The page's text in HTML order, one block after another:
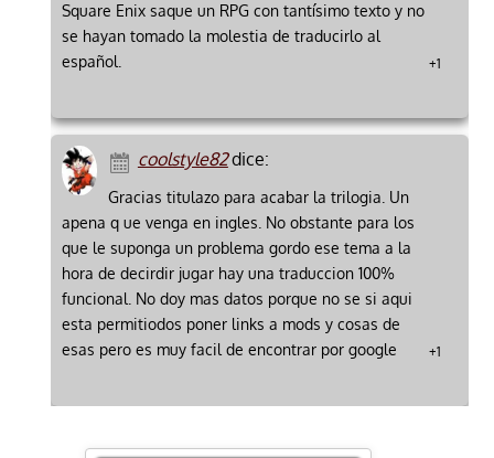
Square Enix saque un RPG con tantísimo texto y no
se hayan tomado la molestia de traducirlo al
español.
+1
coolstyle82dice:
Gracias titulazo para acabar la trilogia. Un
apena q ue venga en ingles. No obstante para los
que le suponga un problema gordo ese tema a la
hora de decirdir jugar hay una traduccion 100%
funcional. No doy mas datos porque no se si aqui
esta permitiodos poner links a mods y cosas de
esas pero es muy facil de encontrar por google
+1